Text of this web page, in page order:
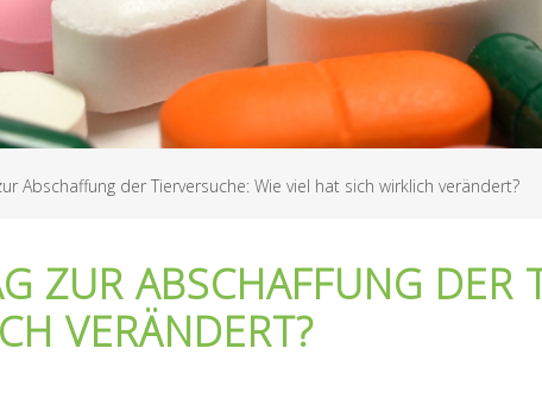
Abschaffung der Tierversuche: Wie viel hat sich wirklich verändert?
ZUR ABSCHAFFUNG DER
VERÄNDERT?